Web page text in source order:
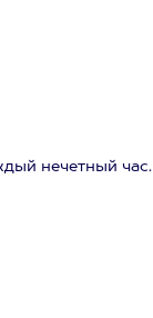
нечетный час.